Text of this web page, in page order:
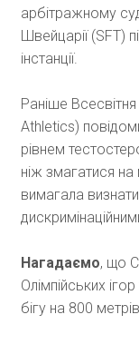
арбітражному
Швейцарії (SFT)
інстанції.
Раніше
Athletics)
рівнем
ніж змагатися
вимагала
Нагадаємо, що
Олімпійських
бігу на 800